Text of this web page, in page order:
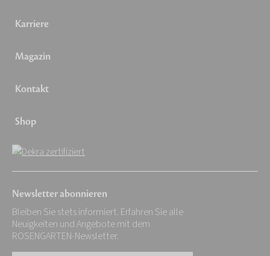
Karriere
Magazin
Kontakt
Shop
Newsletter abonnieren
Bleiben Sie stets informiert. Erfahren Sie alle
Neuigkeiten und Angebote mit dem
ROSENGARTEN-Newsletter.